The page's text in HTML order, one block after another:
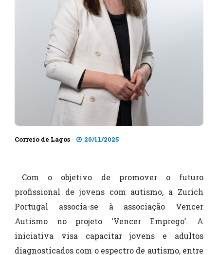
Correio de Lagos 20/11/2025
Com o objetivo de promover o futuro
profissional de jovens com autismo, a Zurich
Portugal associa-se à associação Vencer
Autismo no projeto ‘Vencer Emprego’. A
iniciativa visa capacitar jovens e adultos
diagnosticados com o espectro de autismo, entre